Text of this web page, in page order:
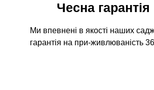
Ми впевнені в якості наших
гарантія на при-живлюваність
Чесна гарантія